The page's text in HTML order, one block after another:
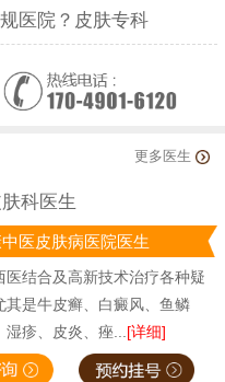
医院？皮肤专科
更多医生
科医生
医皮肤病医院医生
医结合及高新技术治疗各种疑
其是牛皮癣、白癜风、鱼鳞
疹、皮炎、痤... [详细]